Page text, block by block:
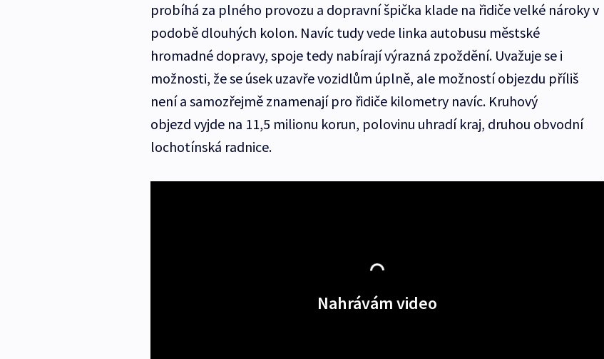
probíhá za plného provozu a dopravní špička klade na řidiče velké nároky v
podobě dlouhých kolon. Navíc tudy vede linka autobusu městské
hromadné dopravy, spoje tedy nabírají výrazná zpoždění. Uvažuje se i
možnosti, že se úsek uzavře vozidlům úplně, ale možností objezdu příliš
není a samozřejmě znamenají pro řidiče kilometry navíc. Kruhový
objezd vyjde na 11,5 milionu korun, polovinu uhradí kraj, druhou obvodní
lochotínská radnice.
Nahrávám video